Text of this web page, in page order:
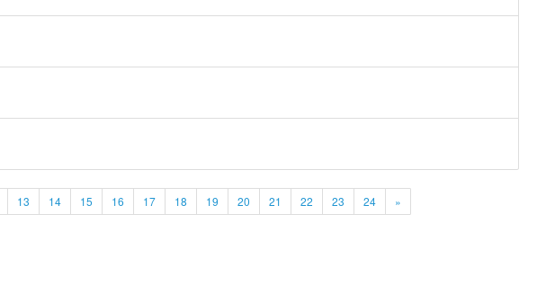
13 14 15 16 17 18 19 20 21 22 23 24 »